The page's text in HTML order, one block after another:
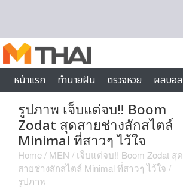
หน้าแรก
ทำนายฝัน ตรวจหวย ผลบอล
ไลฟ์สไตล์
รูปภาพ เจ็บแต่จบ!! Boom
Zodat สุดสายช่างสักสไตล์
Minimal ที่สาวๆ ไว้ใจ
Home/ MEN / เจ็บแต่จบ!! Boom Zodat สุด
สายช่างสักสไตล์ Minimal ที่สาวๆ ไว้ใจ /
รูปภาพ